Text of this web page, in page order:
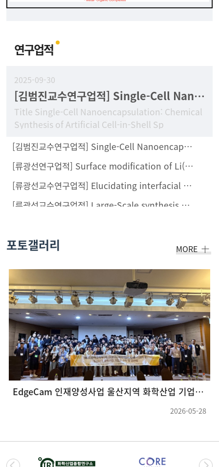
연구업적
2025-09-30
[김범진교수연구업적] Single-Cell Nanoencapsulation: Chemical Synthesis of Artificial Cell-in-Shell Spores
Title Single-Cell Nanoencapsulation: Chemical
Synthesis of Artificial Cell-in-Shell Sp
[김범진교수연구업적] Single-Cell Nanoencapsulation Enables Fabrication of Probiotics-Loaded Hydrogel Dressing with Improved Wound Healing Efficacy In Vivo
[류광선연구업적] Surface modification of Li(Ni0.8Co0.1Mn0.1)O2 with Li2ZrCl6 halide solid electrolyte for all-solid-state batteries
[류광선교수연구업적] Elucidating interfacial behaviors of Li-ion argyrodites through μ-cavity electrode analysis
[류광선교수연구업적] Large-Scale synthesis of metal halide doped Li7P2S8X solid electrolytes and their compatibility with organic solvents and binders
포토갤러리 MORE
EdgeCam 인재양성사업 울산지역 화학산업 기업체 견학 및 강연회(26.05.22 ~ 26.05.23) (3)
2026-05-28